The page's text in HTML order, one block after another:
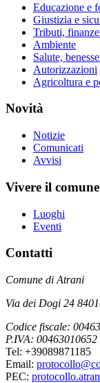
Educazione e
Giustizia e
Tributi,
Ambiente
Salute,
Autorizzazioni
Agricoltura e
Novità
Notizie
Comunicati
Avvisi
Vivere il comune
Luoghi
Eventi
Contatti
Comune di Atrani
Via dei Dogi 24
Codice fiscale:
P.IVA: 00463010652
Tel: +39089871185
Email:
PEC: